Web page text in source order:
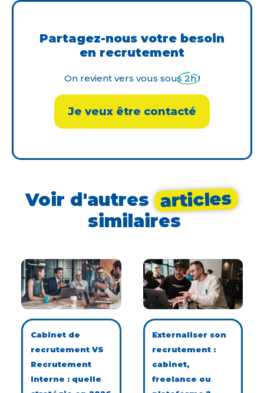
Partagez-nous votre besoin
en recrutement
On revient vers vous sous 2h !
Je veux être contacté
Voir d'autres articles
similaires
Cabinet de
recrutement VS
Recrutement
Interne : quelle
Externaliser son
recrutement :
cabinet,
freelance ou